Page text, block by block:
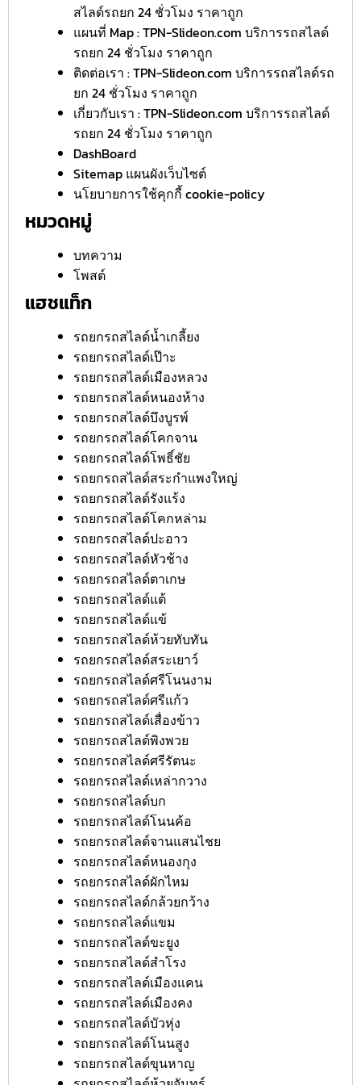
สไลด์รถยก 24 ชั่วโมง ราคาถูก
แผนที่ Map : TPN-Slideon.com บริการรถสไลด์
รถยก 24 ชั่วโมง ราคาถูก
ติดต่อเรา : TPN-Slideon.com บริการรถสไลด์รถ
ยก 24 ชั่วโมง ราคาถูก
เกี่ยวกับเรา : TPN-Slideon.com บริการรถสไลด์
รถยก 24 ชั่วโมง ราคาถูก
DashBoard
Sitemap แผนผังเว็บไซต์
นโยบายการใช้คุกกี้ cookie-policy
หมวดหมู่
บทความ
โพสต์
แฮชแท็ก
รถยกรถสไลด์น้ำเกลี้ยง
รถยกรถสไลด์เป๊าะ
รถยกรถสไลด์เมืองหลวง
รถยกรถสไลด์หนองห้าง
รถยกรถสไลด์บึงบูรพ์
รถยกรถสไลด์โคกจาน
รถยกรถสไลด์โพธิ์ชัย
รถยกรถสไลด์สระกำแพงใหญ่
รถยกรถสไลด์รังแร้ง
รถยกรถสไลด์โคกหล่าม
รถยกรถสไลด์ปะอาว
รถยกรถสไลด์หัวช้าง
รถยกรถสไลด์ตาเกษ
รถยกรถสไลด์แต้
รถยกรถสไลด์แข้
รถยกรถสไลด์ห้วยทับทัน
รถยกรถสไลด์สระเยาว์
รถยกรถสไลด์ศรีโนนงาม
รถยกรถสไลด์ศรีแก้ว
รถยกรถสไลด์เสื่องข้าว
รถยกรถสไลด์พิงพวย
รถยกรถสไลด์ศรีรัตนะ
รถยกรถสไลด์เหล่ากวาง
รถยกรถสไลด์บก
รถยกรถสไลด์โนนค้อ
รถยกรถสไลด์จานแสนไชย
รถยกรถสไลด์หนองกุง
รถยกรถสไลด์ผักไหม
รถยกรถสไลด์กล้วยกว้าง
รถยกรถสไลด์แขม
รถยกรถสไลด์ขะยูง
รถยกรถสไลด์สำโรง
รถยกรถสไลด์เมืองแคน
รถยกรถสไลด์เมืองคง
รถยกรถสไลด์บัวหุ่ง
รถยกรถสไลด์โนนสูง
รถยกรถสไลด์ขุนหาญ